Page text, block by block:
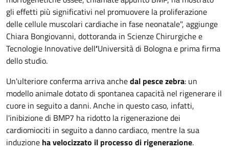
gli effetti più significativi nel promuovere la proliferazione
delle cellule muscolari cardiache in fase neonatale", aggiunge
Chiara Bongiovanni, dottoranda in Scienze Chirurgiche e
Tecnologie Innovative dell’Università di Bologna e prima firma
dello studio.
Un'ulteriore conferma arriva anchedal pesce zebra: un
modello animale dotato di spontanea capacità nel rigenerare il
cuore in seguito a danni. Anche in questo caso, infatti,
l'inibizione di BMP7 ha ridotto la rigenerazione dei
cardiomiociti in seguito a danno cardiaco, mentre la sua
induzione ha velocizzato il processo di rigenerazione.